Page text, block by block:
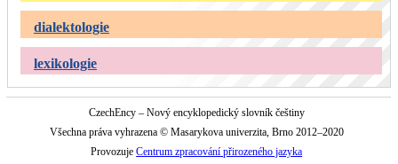
dialektologie
lexikologie
CzechEncy – Nový encyklopedický slovník češtiny
Všechna práva vyhrazena © Masarykova univerzita, Brno 2012–2020
ProvozujeCentrum zpracování přirozeného jazyka